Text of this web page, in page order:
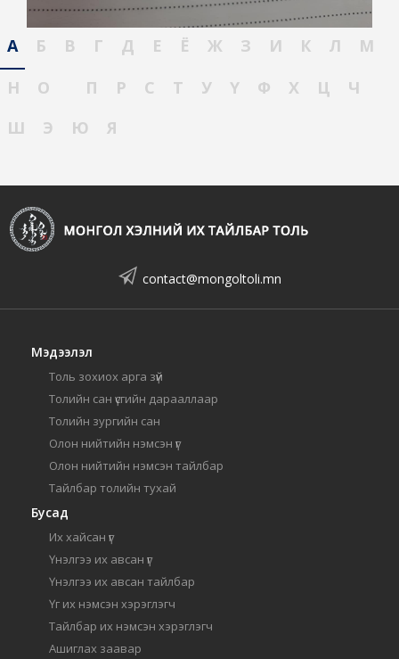
А Б В Г Д Е Ё Ж З И К Л
М
Н
О П Р С Т У Ү Ф Х Ц
Ч
Ш
Э Ю Я
contact@mongoltoli.mn
Мэдээлэл
Толь зохиох арга зүй
Толийн сан үсгийн дарааллаар
Толийн зургийн сан
Олон нийтийн нэмсэн үг
Олон нийтийн нэмсэн тайлбар
Тайлбар толийн тухай
Бусад
Их хайсан үг
Үнэлгээ их авсан үг
Үнэлгээ их авсан тайлбар
Үг их нэмсэн хэрэглэгч
Тайлбар их нэмсэн хэрэглэгч
Ашиглах заавар